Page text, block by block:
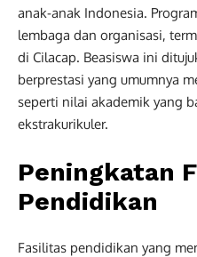
anak-anak Indonesia.
lembaga dan organisasi,
di Cilacap. Beasiswa ini
berprestasi yang umumnya
seperti nilai akademik yang
ekstrakurikuler.
Peningkatan
Pendidikan
Fasilitas pendidikan yang